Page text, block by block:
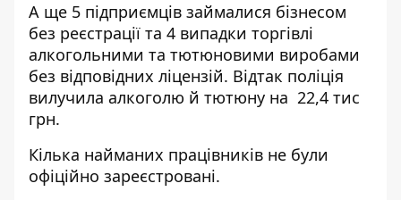
А ще 5 підприємців займалися бізнесом
без реєстрації та 4 випадки торгівлі
алкогольними та тютюновими виробами
без відповідних ліцензій. Відтак поліція
вилучила алкоголю й тютюну на 22,4 тис
грн.
Кілька найманих працівників не були
офіційно зареєстровані.